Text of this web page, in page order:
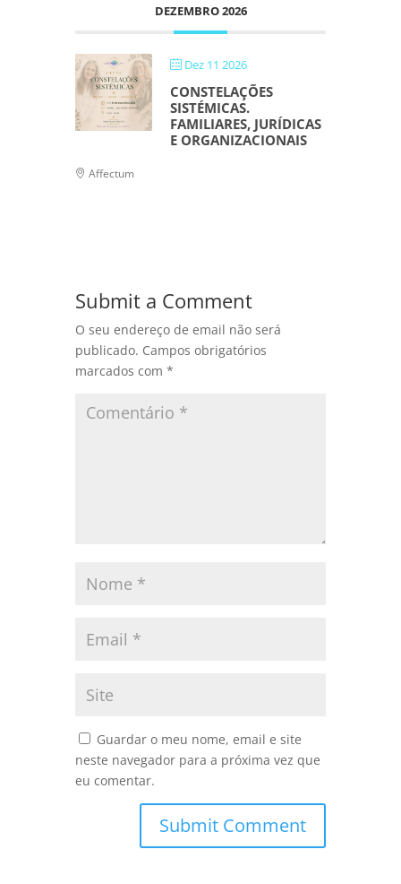
DEZEMBRO 2026
Dez 11 2026
CONSTELAÇÕES
SISTÉMICAS.
FAMILIARES, JURÍDICAS
E ORGANIZACIONAIS
Affectum
Submit a Comment
O seu endereço de email não será
publicado. Campos obrigatórios
marcados com *
Guardar o meu nome, email e site
neste navegador para a próxima vez que
eu comentar.